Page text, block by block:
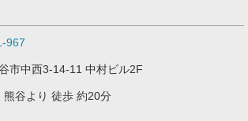
967
市中西3-14-11 中村ビル2F
熊谷より 徒歩 約20分